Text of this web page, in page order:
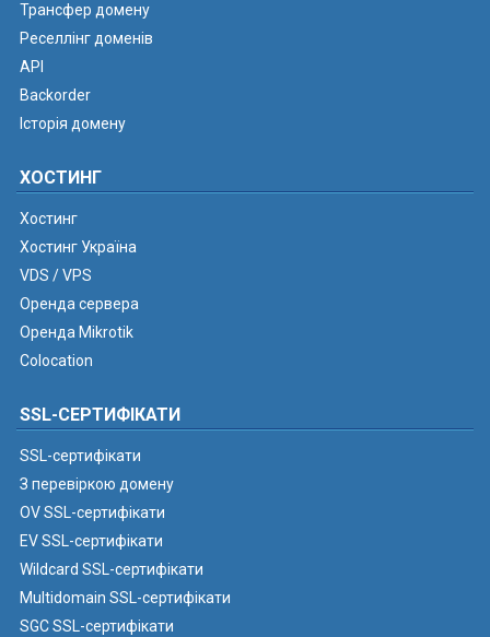
Трансфер домену
Реселлінг доменів
API
Backorder
Історія домену
ХОСТИНГ
Хостинг
Хостинг Україна
VDS / VPS
Оренда сервера
Оренда Mikrotik
Colocation
SSL-СЕРТИФІКАТИ
SSL-сертифікати
З перевіркою домену
OV SSL-сертифікати
EV SSL-сертифікати
Wildcard SSL-сертифікати
Multidomain SSL-сертифікати
SGC SSL-сертифікати